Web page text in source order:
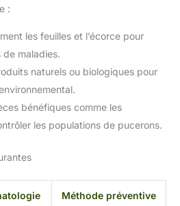
:
les feuilles et l’écorce pour
maladies.
naturels ou biologiques pour
bénéfiques comme les
les populations de pucerons.
Méthode préventive